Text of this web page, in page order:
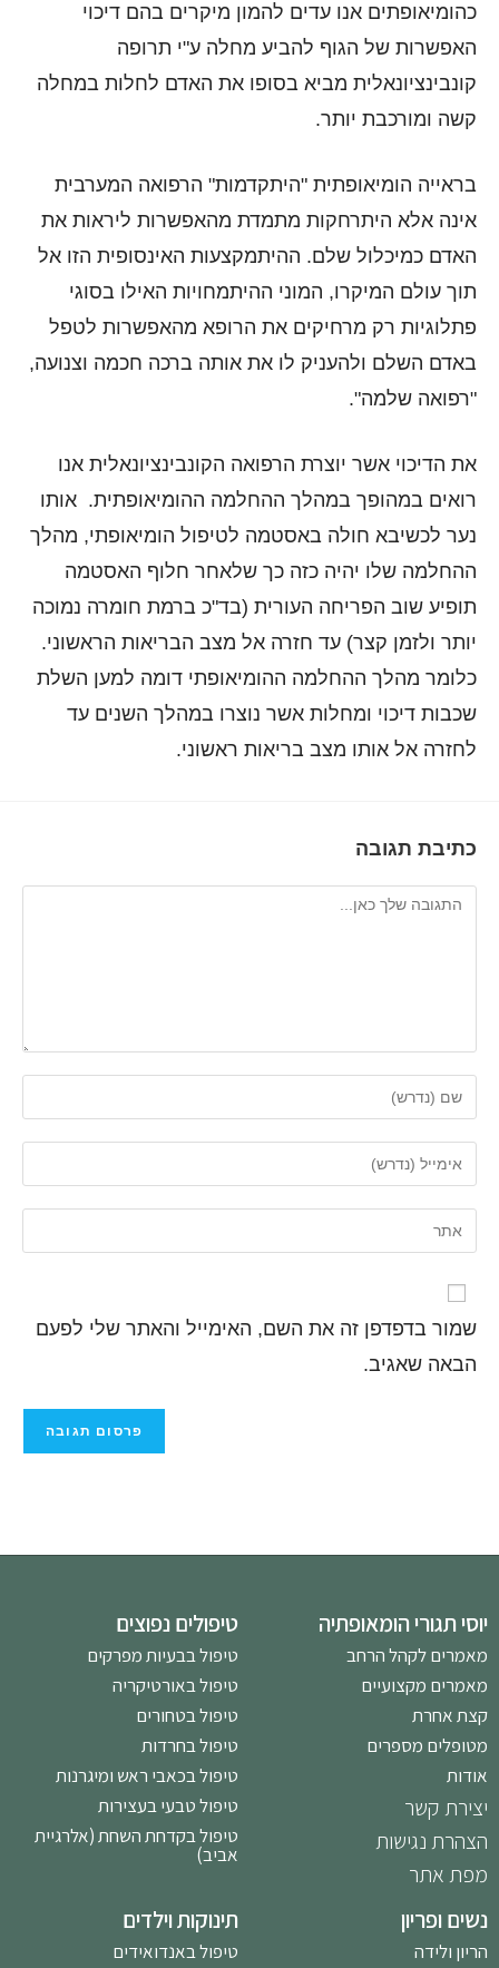
כהומיאופתים אנו עדים להמון מיקרים בהם דיכוי
האפשרות של הגוף להביע מחלה ע"י תרופה
קונבינציונאלית מביא בסופו את האדם לחלות במחלה
קשה ומורכבת יותר.
בראייה הומיאופתית "היתקדמות" הרפואה המערבית
אינה אלא היתרחקות מתמדת מהאפשרות ליראות את
האדם כמיכלול שלם. ההיתמקצעות האינסופית הזו אל
תוך עולם המיקרו, המוני ההיתמחויות האילו בסוגי
פתלוגיות רק מרחיקים את הרופא מהאפשרות לטפל
באדם השלם ולהעניק לו את אותה ברכה חכמה וצנועה,
"רפואה שלמה".
את הדיכוי אשר יוצרת הרפואה הקונבינציונאלית אנו
רואים במהופך במהלך ההחלמה ההומיאופתית. אותו
נער לכשיבא חולה באסטמה לטיפול הומיאופתי, מהלך
ההחלמה שלו יהיה כזה כך שלאחר חלוף האסטמה
תופיע שוב הפריחה העורית (בד"כ ברמת חומרה נמוכה
יותר ולזמן קצר) עד חזרה אל מצב הבריאות הראשוני.
כלומר מהלך ההחלמה ההומיאופתי דומה למען השלת
שכבות דיכוי ומחלות אשר נוצרו במהלך השנים עד
לחזרה אל אותו מצב בריאות ראשוני.
כתיבת תגובה
שמור בדפדפן זה את השם, האימייל והאתר שלי לפעם
הבאה שאגיב.
יוסי תגורי הומאופתיה
מאמרים לקהל הרחב
מאמרים מקצועיים
קצת אחרת
מטופלים מספרים
אודות
יצירת קשר
הצהרת נגישות
מפת אתר
טיפולים נפוצים
טיפול בבעיות מפרקים
טיפול באורטיקריה
טיפול בטחורים
טיפול בחרדות
טיפול בכאבי ראש ומיגרנות
טיפול טבעי בעצירות
טיפול בקדחת השחת (אלרגיית
אביב)
נשים ופריון
הריון ולידה
תינוקות וילדים
טיפול באנדואידים